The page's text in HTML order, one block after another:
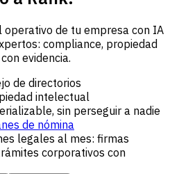
de tu empresa con IA
compliance, propiedad
evidencia.
de directorios
intelectual
sin perseguir a nadie
de nómina
legales al mes: firmas
corporativos con